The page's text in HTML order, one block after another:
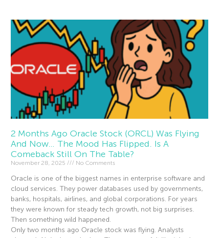
2 Months Ago Oracle Stock (ORCL) Was Flying
And Now… The Mood Has Flipped. Is A
Comeback Still On The Table?
November 28, 2025 No Comments
Oracle is one of the biggest names in enterprise software and
cloud services. They power databases used by governments,
banks, hospitals, airlines, and global corporations. For years
they were known for steady tech growth, not big surprises.
Then something wild happened.
Only two months ago Oracle stock was flying. Analysts